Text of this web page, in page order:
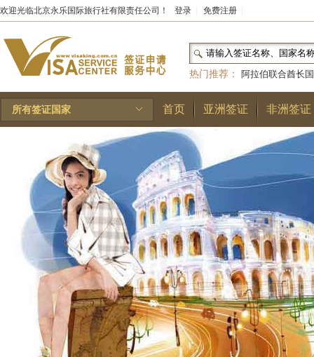
欢迎光临北京永乐国际旅行社有限责任公司！ 登录 免费注册
热门推荐：
阿拉伯联合酋长国
和国|布基纳法索|巴勒斯坦
林王国|安道尔公国|
所有签证国家 首页 亚洲签证 非洲签证